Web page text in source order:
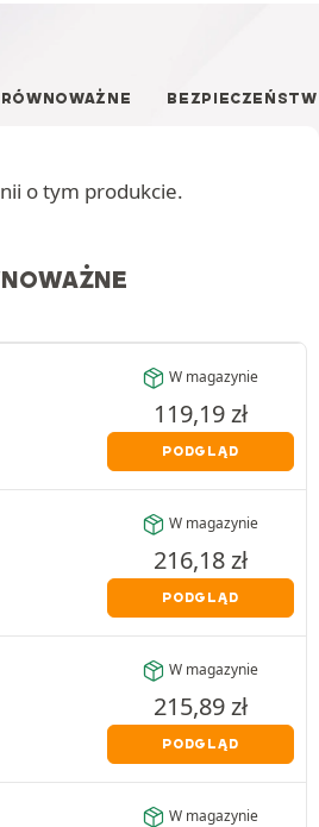
o tym produkcie.
W magazynie
119,19zł
PODGLĄD
W magazynie
216,18zł
PODGLĄD
W magazynie
215,89zł
PODGLĄD
W magazynie